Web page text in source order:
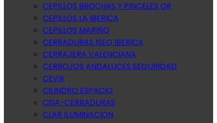
CEPILLOS BROCHAS Y PINCELES OR
CEPILLOS LA IBERICA
CEPILLOS MARIÑO
CERRADURAS ISEO IBERICA
CERRAJERA VALENCIANA
CERROJOS ANDALUCES SEGURIDAD
CEVIK
CILINDRO ESPACIO
CISA-CERRADURAS
CLAR ILUMINACION